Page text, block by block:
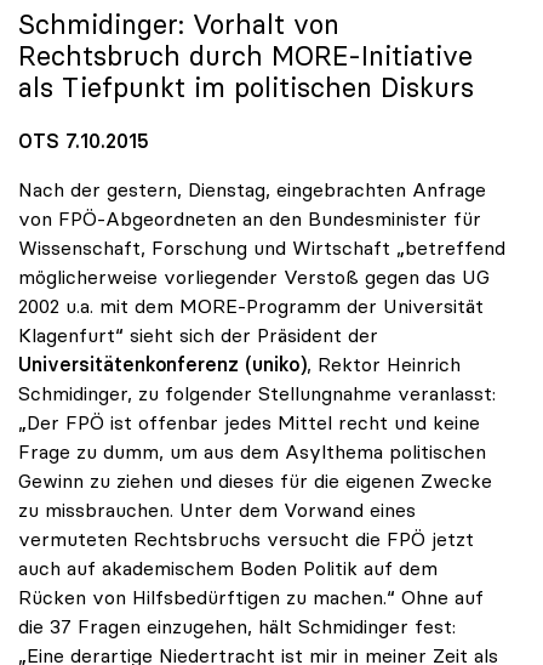
Schmidinger: Vorhalt von
Rechtsbruch durch MORE-Initiative
als Tiefpunkt im politischen Diskurs
OTS 7.10.2015
Nach der gestern, Dienstag, eingebrachten Anfrage
von FPÖ-Abgeordneten an den Bundesminister für
Wissenschaft, Forschung und Wirtschaft „betreffend
möglicherweise vorliegender Verstoß gegen das UG
2002 u.a. mit dem MORE-Programm der Universität
Klagenfurt“ sieht sich der Präsident der
Universitätenkonferenz (uniko), Rektor Heinrich
Schmidinger, zu folgender Stellungnahme veranlasst:
„Der FPÖ ist offenbar jedes Mittel recht und keine
Frage zu dumm, um aus dem Asylthema politischen
Gewinn zu ziehen und dieses für die eigenen Zwecke
zu missbrauchen. Unter dem Vorwand eines
vermuteten Rechtsbruchs versucht die FPÖ jetzt
auch auf akademischem Boden Politik auf dem
Rücken von Hilfsbedürftigen zu machen.“ Ohne auf
die 37 Fragen einzugehen, hält Schmidinger fest:
„Eine derartige Niedertracht ist mir in meiner Zeit als